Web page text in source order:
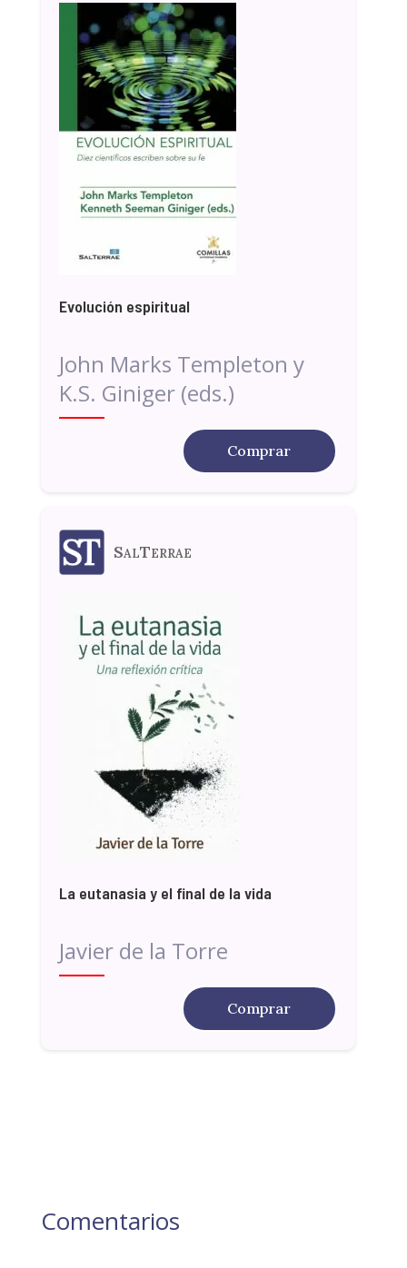
Evolución espiritual
John Marks Templeton y
K.S. Giniger (eds.)
Comprar
SalTerrae
La eutanasia y el final de la vida
Javier de la Torre
Comprar
Comentarios